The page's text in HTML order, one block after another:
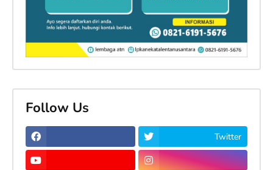
Follow Us
Twitter